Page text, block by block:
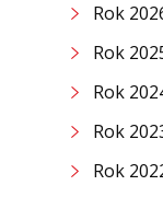
Rok
Rok
Rok
Rok
Rok